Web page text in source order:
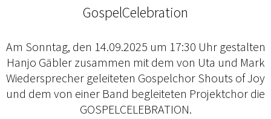
GospelCelebration
Am Sonntag, den 14.09.2025 um 17:30 Uhr gestalten
Hanjo Gäbler zusammen mit dem von Uta und Mark
Wiedersprecher geleiteten Gospelchor Shouts of Joy
und dem von einer Band begleiteten Projektchor die
GOSPELCELEBRATION.